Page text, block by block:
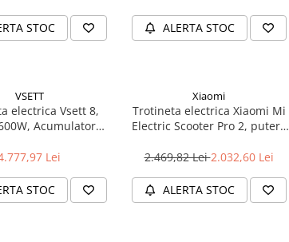
STOC ALERTA STOC
VSETT
electrica Vsett 8,
Acumulator
Autonomie 80Km
Lei
STOC
Xiaomi
Trotineta electrica Xiaomi Mi
Electric Scooter Pro 2, putere
45 Km, viteza maxima 25
2.469,82 Lei2.032,60 Lei
ALERTA STOC